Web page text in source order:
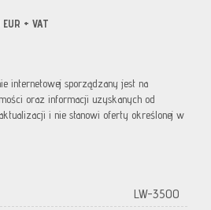
+ VAT
internetowej sporządzany jest na
oraz informacji uzyskanych od
i nie stanowi oferty określonej w
LW-3500